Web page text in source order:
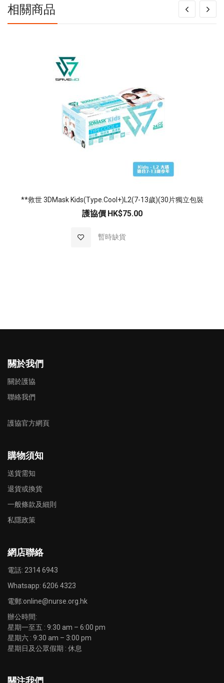
相關商品
**救世 3DMask Kids(Type.Cool+)L2(7-13歲)(30片獨立包裝
護協價 HK$75.00
暫時缺貨
加入至願望清單
關於我們
關於護協
聯絡我們
護協官方網頁
購物須知
送貨需知
退貨或換貨
一般條款及細則
私隱政策
網店聯絡
電話: 2314 6943
Whatsapp: 6206 4323
電郵:online@nurse.org.hk
辦公時間:
星期一至五 : 9:30 am – 6:00 pm
星期六 : 9:30 am – 3:00 pm
星期日及公眾假期 : 休息
關注我們